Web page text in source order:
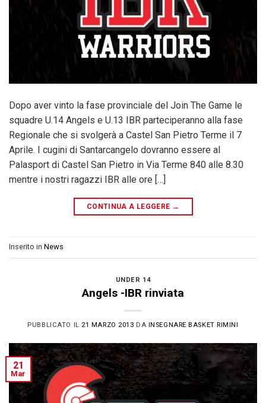
Dopo aver vinto la fase provinciale del Join The Game le
squadre U.14 Angels e U.13 IBR parteciperanno alla fase
Regionale che si svolgerà a Castel San Pietro Terme il 7
Aprile. I cugini di Santarcangelo dovranno essere al
Palasport di Castel San Pietro in Via Terme 840 alle 8.30
mentre i nostri ragazzi IBR alle ore […]
CONTINUA A LEGGERE →
Inserito in News
UNDER 14
Angels -IBR rinviata
PUBBLICATO IL 21 MARZO 2013 DA INSEGNARE BASKET RIMINI
21
Mar